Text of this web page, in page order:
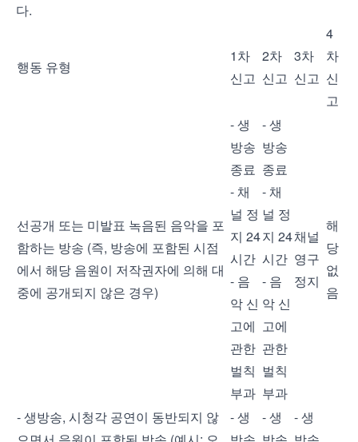
다.
행동 유형
1차
신고
2차
신고
3차
신고
4
차
신
고
선공개 또는 미발표 녹음된 음악을 포
함하는 방송 (즉, 방송에 포함된 시점
에서 해당 음원이 저작권자에 의해 대
중에 공개되지 않은 경우)
- 생
방송
종료
- 채
널 정
지 24
시간
- 음
악 신
고에
관한
벌칙
부과
- 생
방송
종료
- 채
널 정
지 24
시간
- 음
악 신
고에
관한
벌칙
부과
채널
영구
정지
해
당
없
음
- 생방송, 시청각 공연이 동반되지 않
- 생
- 생
- 생